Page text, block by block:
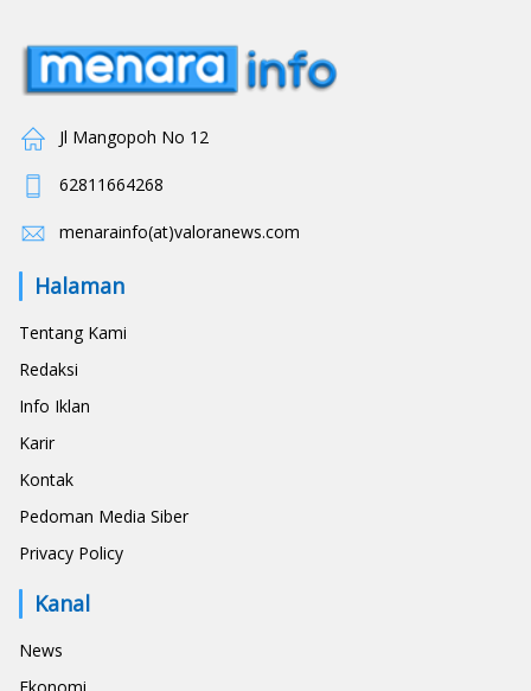
Jl Mangopoh No 12
62811664268
menarainfo(at)valoranews.com
Halaman
Tentang Kami
Redaksi
Info Iklan
Karir
Kontak
Pedoman Media Siber
Privacy Policy
Kanal
News